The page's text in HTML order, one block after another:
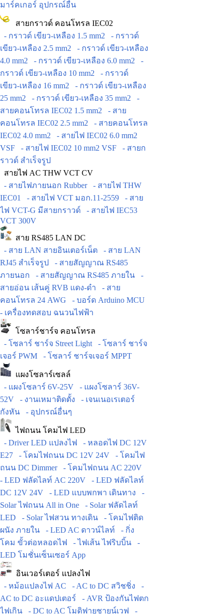
มาร์คเกอร์ อุปกรณ์อื่น
สายกราวด์ คอนโทรล IEC02
- กราวด์ เขียว-เหลือง 1.5 mm2
- กราวด์
เขียว-เหลือง 2.5 mm2
- กราวด์ เขียว-เหลือง
4.0 mm2
- กราวด์ เขียว-เหลือง 6.0 mm2
-
กราวด์ เขียว-เหลือง 10 mm2
- กราวด์
เขียว-เหลือง 16 mm2
- กราวด์ เขียว-เหลือง
25 mm2
- กราวด์ เขียว-เหลือง 35 mm2
-
สายคอนโทรล IEC02 1.5 mm2
- สาย
คอนโทรล IEC02 2.5 mm2
- สายคอนโทรล
IEC02 4.0 mm2
- สายไฟ IEC02 6.0 mm2
VSF
- สายไฟ IEC02 10 mm2 VSF
- สายก
ราวด์ สำเร็จรูป
สายไฟ AC THW VCT CV
- สายไฟภายนอก Rubber
- สายไฟ THW
IEC01
- สายไฟ VCT มอก.11-2559
- สาย
ไฟ VCT-G มีสายกราวด์
- สายไฟ IEC53
VCT 300V
สาย RS485 LAN DC
- สาย LAN สายอินเตอร์เน็ต
- สาย LAN
RJ45 สำเร็จรูป
- สายสัญญาณ RS485
ภายนอก
- สายสัญญาณ RS485 ภายใน
-
สายอ่อน เส้นคู่ RVB แดง-ดำ
- สาย
คอนโทรล 24 AWG
- บอร์ด Arduino MCU
- เครื่องทดสอบ ฉนวนไฟฟ้า
โซลาร์ชาร์จ คอนโทรล
- โซลาร์ ชาร์จ Street Light
- โซลาร์ ชาร์จ
เจอร์ PWM
- โซลาร์ ชาร์จเจอร์ MPPT
แผงโซลาร์เซลล์
- แผงโซลาร์ 6V-25V
- แผงโซลาร์ 36V-
52V
- งานเหมาติดตั้ง
- เจนเนอเรเตอร์
กังหัน
- อุปกรณ์อื่นๆ
ไฟถนน โคมไฟ LED
- Driver LED แปลงไฟ
- หลอดไฟ DC 12V
E27
- โคมไฟถนน DC 12V 24V
- โคมไฟ
ถนน DC Dimmer
- โคมไฟถนน AC 220V
- LED ฟลัดไลท์ AC 220V
- LED ฟลัดไลท์
DC 12V 24V
- LED แบบพกพา เดินทาง
-
Solar ไฟถนน All in One
- Solar ฟลัดไลท์
LED
- Solar ไฟสวน ทางเดิน
- โคมไฟติด
ผนัง ภายใน
- LED AC ดาวน์ไลท์
- กิ่ง
โคม ขั้วต่อหลอดไฟ
- ไฟเส้น ไฟริบบิ้น
-
LED โมชั่นเซ็นเซอร์ App
อินเวอร์เตอร์ แปลงไฟ
- หม้อแปลงไฟ AC
- AC to DC สวิชชิ่ง
-
AC to DC อะแดปเตอร์
- AVR ป้องกันไฟตก
ไฟเกิน
- DC to AC โมดิฟายชายน์เวฟ -